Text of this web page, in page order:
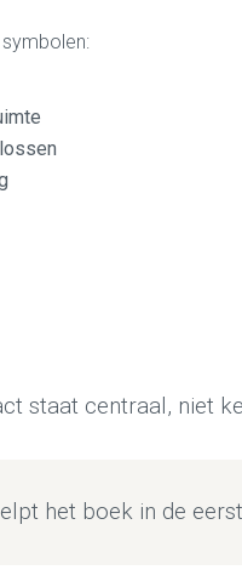
staat centraal, niet
het boek in de